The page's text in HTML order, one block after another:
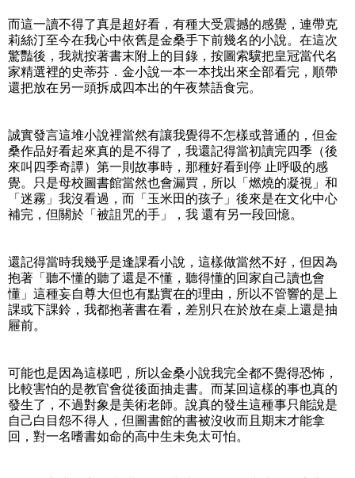
而這一讀不得了真是超好看，有種大受震撼的感覺，連帶克
莉絲汀至今在我心中依舊是金桑手下前幾名的小說。在這次
驚豔後，我就按著書末附上的目錄，按圖索驥把皇冠當代名
家精選裡的史蒂芬．金小說一本一本找出來全部看完，順帶
還把放在另一頭拆成四本出的午夜禁語食完。
誠實發言這堆小說裡當然有讓我覺得不怎樣或普通的，但金
桑作品好看起來真的是不得了，我還記得當初讀完四季（後
來叫四季奇譚）第一則故事時，那種好看到停 止呼吸的感
覺。只是母校圖書館當然也會漏買，所以「燃燒的凝視」和
「迷霧」我沒看過，而「玉米田的孩子」後來是在文化中心
補完，但關於「被詛咒的手」，我 還有另一段回憶。
還記得當時我幾乎是逢課看小說，這樣做當然不好，但因為
抱著「聽不懂的聽了還是不懂，聽得懂的回家自己讀也會
懂」這種妄自尊大但也有點實在的理由，所以不管響的是上
課或下課鈴，我都抱著書在看，差別只在於放在桌上還是抽
屜前。
可能也是因為這樣吧，所以金桑小說我完全都不覺得恐怖，
比較害怕的是教官會從後面抽走書。而某回這樣的事也真的
發生了，不過對象是美術老師。說真的發生這種事只能說是
自己白目怨不得人，但圖書館的書被沒收而且期末才能拿
回，對一名嗜書如命的高中生未免太可怕。